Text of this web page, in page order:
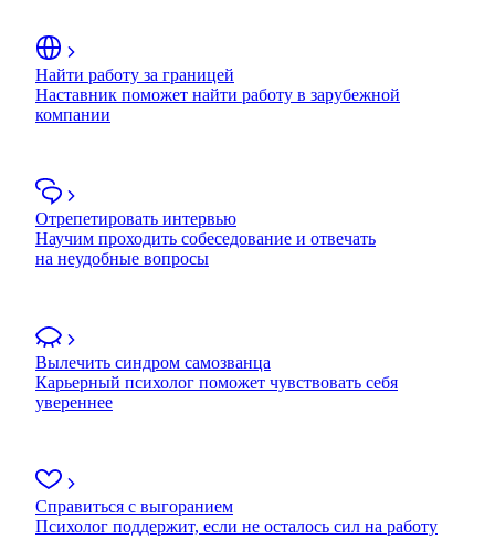
Найти работу за границей
Наставник поможет найти работу в зарубежной
компании
Отрепетировать интервью
Научим проходить собеседование и отвечать
на неудобные вопросы
Вылечить синдром самозванца
Карьерный психолог поможет чувствовать себя
увереннее
Справиться с выгоранием
Психолог поддержит, если не осталось сил на работу